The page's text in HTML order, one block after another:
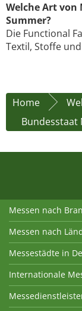
Welche Art von
Summer?
Die Functional
Textil, Stoffe
Home
Bundesstaat
Messen nach
Messen nach
Messestädte in
Internationale